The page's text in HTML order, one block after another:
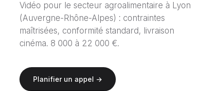
Vidéo pour le secteur agroalimentaire à Lyon
(Auvergne-Rhône-Alpes) : contraintes
maîtrisées, conformité standard, livraison
cinéma. 8 000 à 22 000 €.
Planifier un appel →